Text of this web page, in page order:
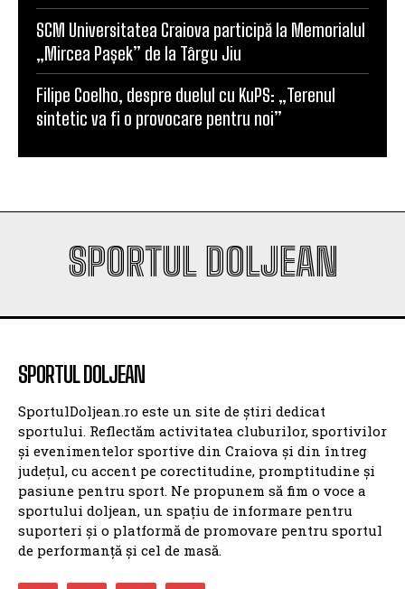
SCM Universitatea Craiova participă la Memorialul
„Mircea Pașek” de la Târgu Jiu
Filipe Coelho, despre duelul cu KuPS: „Terenul
sintetic va fi o provocare pentru noi”
SPORTUL DOLJEAN
SPORTUL DOLJEAN
SportulDoljean.ro este un site de știri dedicat
sportului. Reflectăm activitatea cluburilor, sportivilor
și evenimentelor sportive din Craiova și din întreg
județul, cu accent pe corectitudine, promptitudine și
pasiune pentru sport. Ne propunem să fim o voce a
sportului doljean, un spațiu de informare pentru
suporteri și o platformă de promovare pentru sportul
de performanță și cel de masă.